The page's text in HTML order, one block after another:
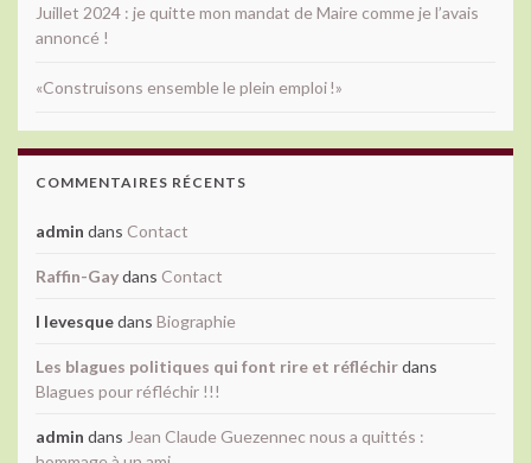
Juillet 2024 : je quitte mon mandat de Maire comme je l’avais
annoncé !
«Construisons ensemble le plein emploi !»
COMMENTAIRES RÉCENTS
admin dans Contact
Raffin-Gaydans Contact
l levesquedans Biographie
Les blagues politiques qui font rire et réfléchirdans
Blagues pour réfléchir !!!
admin dans Jean Claude Guezennec nous a quittés :